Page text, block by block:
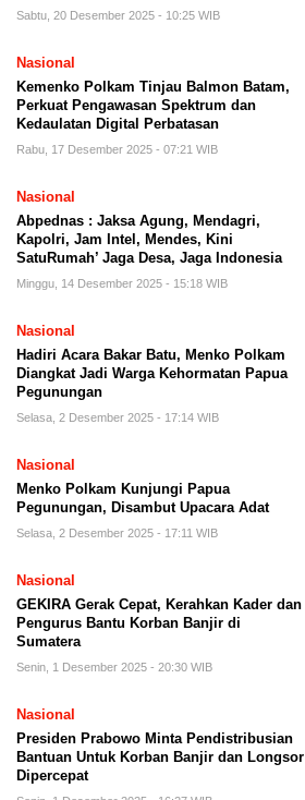
Sabtu, 20 Desember 2025 - 10:25 WIB
Nasional
Kemenko Polkam Tinjau Balmon Batam,
Perkuat Pengawasan Spektrum dan
Kedaulatan Digital Perbatasan
Rabu, 17 Desember 2025 - 07:21 WIB
Nasional
Abpednas : Jaksa Agung, Mendagri,
Kapolri, Jam Intel, Mendes, Kini
SatuRumah’ Jaga Desa, Jaga Indonesia
Minggu, 14 Desember 2025 - 15:18 WIB
Nasional
Hadiri Acara Bakar Batu, Menko Polkam
Diangkat Jadi Warga Kehormatan Papua
Pegunungan
Selasa, 2 Desember 2025 - 17:14 WIB
Nasional
Menko Polkam Kunjungi Papua
Pegunungan, Disambut Upacara Adat
Selasa, 2 Desember 2025 - 17:11 WIB
Nasional
GEKIRA Gerak Cepat, Kerahkan Kader dan
Pengurus Bantu Korban Banjir di
Sumatera
Senin, 1 Desember 2025 - 20:30 WIB
Nasional
Presiden Prabowo Minta Pendistribusian
Bantuan Untuk Korban Banjir dan Longsor
Dipercepat